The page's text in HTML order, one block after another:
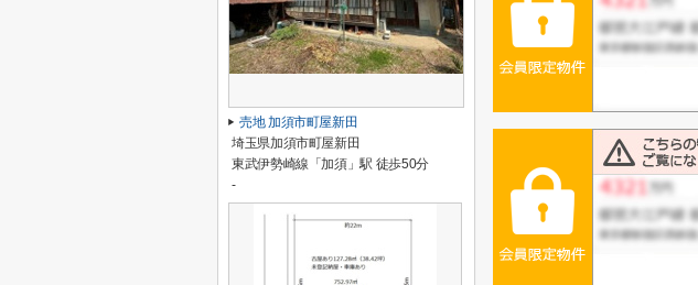
売地 加須市町屋新田
埼玉県加須市町屋新田
東武伊勢崎線「加須」駅 徒歩50分
-